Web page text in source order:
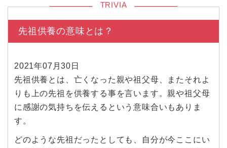
TRIVIA
先祖供養の意味とは？
2021年07月30日
先祖供養とは、亡くなった親や祖父母、またそれよ
りも上の先祖を供養する事を言います。親や祖父母
に感謝の気持ちを伝えるという意味合いもありま
す。
どのような先祖だったとしても、自分が今ここにい